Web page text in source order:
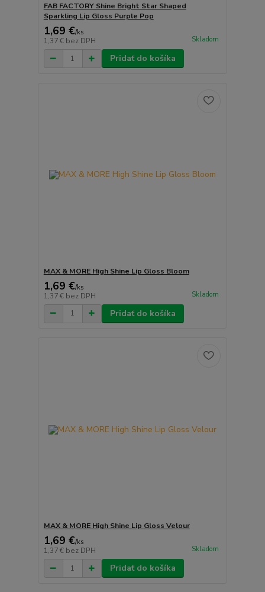
FAB FACTORY Shine Bright Star Shaped
Sparkling Lip Gloss Purple Pop
1,69 €/ks
1,37 € bez DPH Skladom
Pridať do košíka
MAX & MORE High Shine Lip Gloss Bloom
1,69 €/ks
1,37 € bez DPH Skladom
Pridať do košíka
MAX & MORE High Shine Lip Gloss Velour
1,69 €/ks
1,37 € bez DPH Skladom
Pridať do košíka